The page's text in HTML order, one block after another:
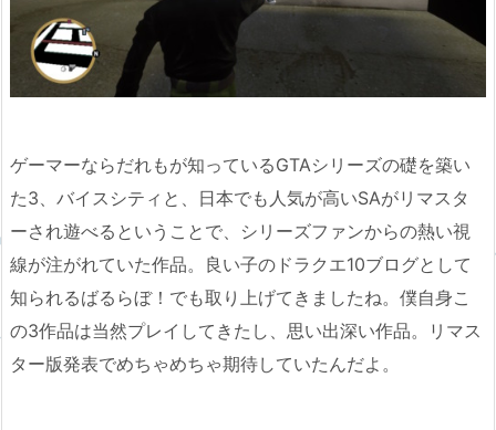
ゲーマーならだれもが知っているGTAシリーズの礎を築い
た3、バイスシティと、日本でも人気が高いSAがリマスタ
ーされ遊べるということで、シリーズファンからの熱い視
線が注がれていた作品。良い子のドラクエ10ブログとして
知られるばるらぼ！でも取り上げてきましたね。僕自身こ
の3作品は当然プレイしてきたし、思い出深い作品。リマス
ター版発表でめちゃめちゃ期待していたんだよ。